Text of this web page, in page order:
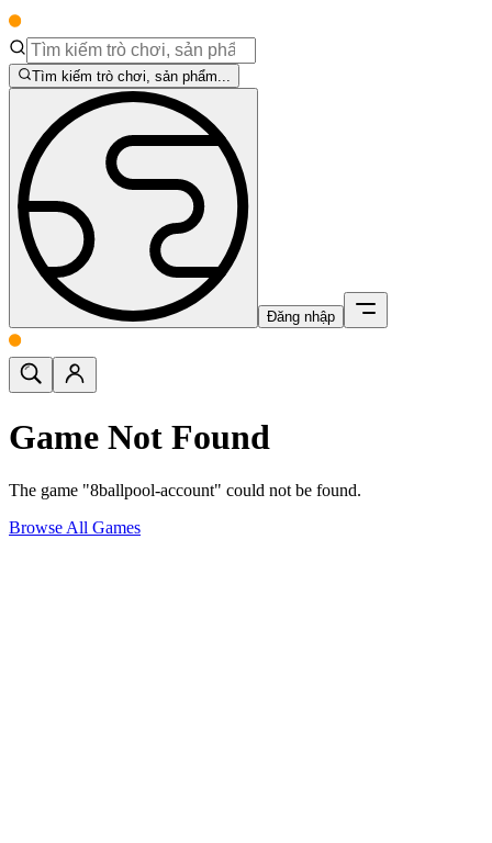
Tìm kiếm trò chơi, sản phẩm...
Đăng nhập
Game Not Found
The game "8ballpool-account" could not be found.
Browse All Games